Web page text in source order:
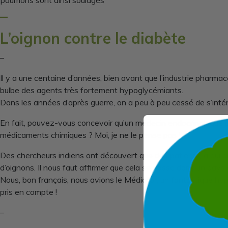
–
L’oignon contre le diabète
–
Il y a une centaine d’années, bien avant que l’industrie
bulbe des agents très fortement hypoglycémiants.
Dans les années d’après guerre, on a peu à peu cessé de
En fait, pouvez-vous concevoir qu’un médecin
médicaments chimiques ? Moi, je ne le pense pas !
Des chercheurs indiens ont découvert que des patients, à qui
d’oignons. Il nous faut affirmer que cela se passe dans un
Nous, bon français, nous avions le Médiator, un fantastique
pris en compte !
–